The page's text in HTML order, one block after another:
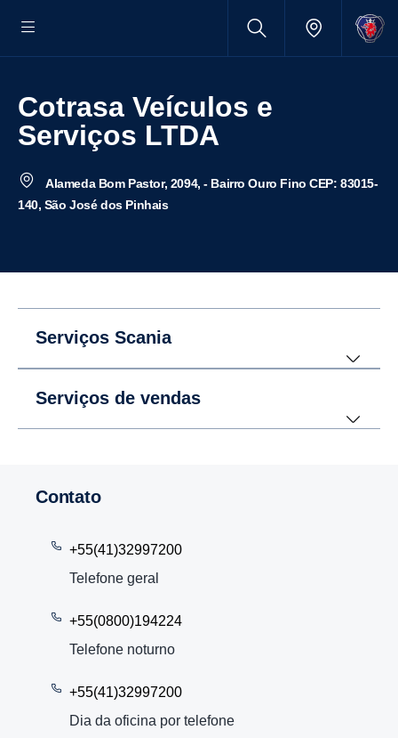
Cotrasa Veículos e
Serviços LTDA
Alameda Bom Pastor, 2094, - Bairro Ouro Fino CEP: 83015-
140, São José dos Pinhais
Serviços Scania
Serviços de vendas
Contato
+55(41)32997200
Telefone geral
+55(0800)194224
Telefone noturno
+55(41)32997200
Dia da oficina por telefone